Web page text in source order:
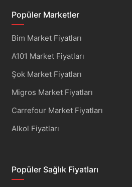
Popüler Marketler
Bim Market Fiyatları
A101 Market Fiyatları
Şok Market Fiyatları
Migros Market Fiyatları
Carrefour Market Fiyatları
Alkol Fiyatları
Popüler Sağlık Fiyatları